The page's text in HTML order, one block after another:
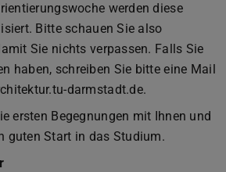
werden diese
Bitte schauen Sie also
Sie nichts verpassen. Falls Sie
haben, schreiben Sie bitte eine Mail
darmstadt.de.
ersten Begegnungen mit Ihnen und
guten Start in das Studium.